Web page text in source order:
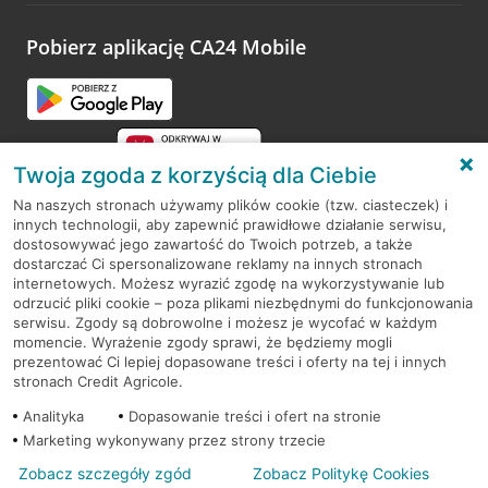
opinie.
Pobierz aplikację CA24 Mobile
RODO
Regulamin serwisu
Mapa serwisu
PolitykaCookies
© 2026 Credit Agricole Bank Polska S.A. Wszelkie prawa zastrzeżone
Twoja zgoda z korzyścią dla Ciebie
Na naszych stronach używamy plików cookie (tzw. ciasteczek) i
innych technologii, aby zapewnić prawidłowe działanie serwisu,
dostosowywać jego zawartość do Twoich potrzeb, a także
dostarczać Ci spersonalizowane reklamy na innych stronach
internetowych. Możesz wyrazić zgodę na wykorzystywanie lub
odrzucić pliki cookie – poza plikami niezbędnymi do funkcjonowania
serwisu. Zgody są dobrowolne i możesz je wycofać w każdym
momencie. Wyrażenie zgody sprawi, że będziemy mogli
prezentować Ci lepiej dopasowane treści i oferty na tej i innych
stronach Credit Agricole.
Analityka
Dopasowanie treści i ofert na stronie
Marketing wykonywany przez strony trzecie
Zobacz szczegóły zgód Zobacz Politykę Cookies